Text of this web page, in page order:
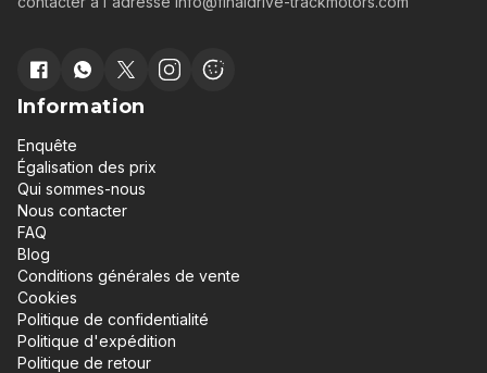
Information
Enquête
Égalisation des prix
Qui sommes-nous
Nous contacter
FAQ
Blog
Conditions générales de vente
Cookies
Politique de confidentialité
Politique d'expédition
Politique de retour